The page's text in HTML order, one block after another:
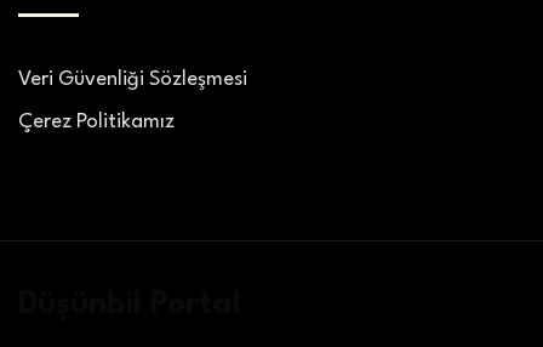
Veri Güvenliği Sözleşmesi
Çerez Politikamız